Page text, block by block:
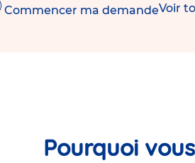
Commencer ma demandeVoir
Pourquoi